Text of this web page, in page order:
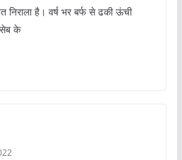
निराला है। वर्ष भर बर्फ से ढकी ऊंची
सेब के